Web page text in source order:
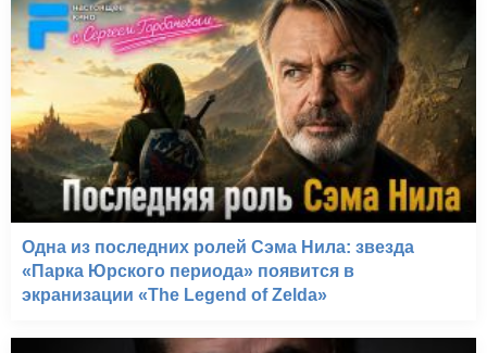
Все путем (2009)
Одна из последних ролей Сэма Нила: звезда
«Парка Юрского периода» появится в
экранизации «The Legend of Zelda»